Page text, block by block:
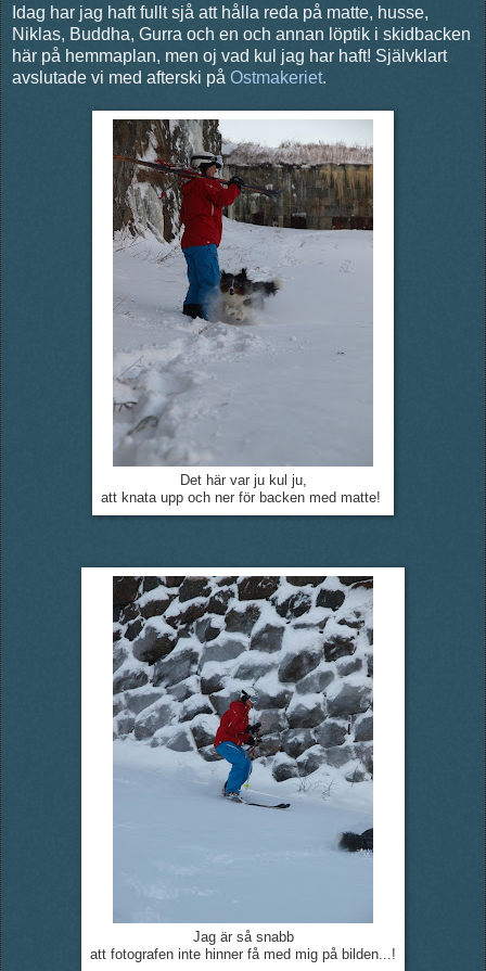
Idag har jag haft fullt sjå att hålla reda på matte, husse,
Niklas, Buddha, Gurra och en och annan löptik i skidbacken
här på hemmaplan, men oj vad kul jag har haft! Självklart
avslutade vi med afterski på Ostmakeriet.
Det här var ju kul ju,
att knata upp och ner för backen med matte!
Jag är så snabb
att fotografen inte hinner få med mig på bilden...!